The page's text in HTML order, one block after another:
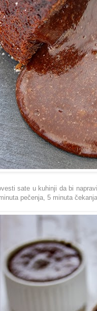
sate u kuhinji da bi
pečenja, 5 minuta